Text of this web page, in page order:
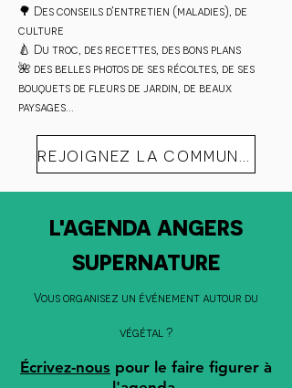
🌳 Des conseils d’entretien (maladies), de
culture
🍐 Du troc, des recettes, des bons plans
🌺 des belles photos de ses récoltes, de ses
bouquets de fleurs de jardin, de beaux
paysages…
L'AGENDA ANGERS
SUPERNATURE
Vous organisez un événement autour du
végétal ?
Écrivez-nous pour le faire figurer à